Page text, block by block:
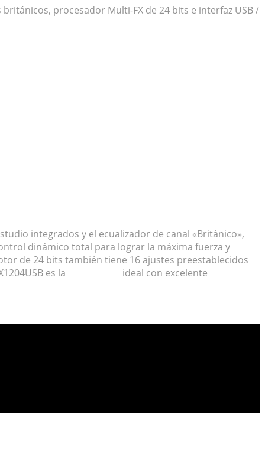
procesador Multi-FX de 24 bits e interfaz USB /
integrados y el ecualizador de canal «Británico»,
dinámico total para lograr la máxima fuerza y
de 24 bits también tiene 16 ajustes preestablecidos
es la
ideal con excelente